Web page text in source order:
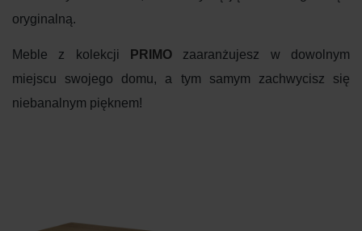
oryginalną.
Meble z kolekcji PRIMO zaaranżujesz w dowolnym
miejscu swojego domu, a tym samym zachwycisz się
niebanalnym pięknem!